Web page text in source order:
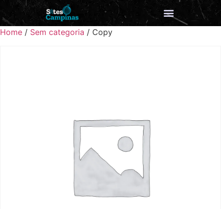
Home / Sem categoria / Copy